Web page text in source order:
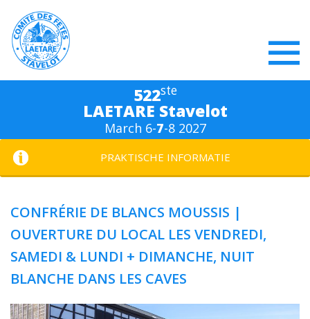
522ste
LAETARE Stavelot
March 6-7-8 2027
PRAKTISCHE INFORMATIE
CONFRÉRIE DE BLANCS MOUSSIS |
OUVERTURE DU LOCAL LES VENDREDI,
SAMEDI & LUNDI + DIMANCHE, NUIT
BLANCHE DANS LES CAVES